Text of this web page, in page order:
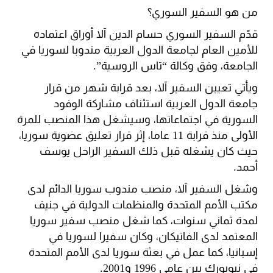
من هو السفير السوري؟
قدّم السفير السوري حسام الدين آلا أوراق اعتماده
للأمين العام لجامعة الدول العربية مندوبا لسوريا في
الجامعة، وفق وكالة “تاس الروسية”.
ويأتي تعيين السفير آلا، بعد قرابة شهر من قرار
جامعة الدول العربية استئناف مشاركة الوفود
السورية في اجتماعاتها، وسيشغل هذا المنصب للمرة
الأولى منذ قرابة 11 عاما، إثر قرار تعليق عضوية سوريا،
حيث كان يشغله قبل ذلك السفير الراحل يوسف
أحمد.
وشغل السفير آلا، منصب مندوب سوريا الدائم لدى
مكتب الأمم المتحدة والمنظمات الدولية في جنيف
لمدة ثماني سنوات، كما شغل منصب سفير سوريا
المعتمد لدى الفاتيكان، وكان سفيرا لسوريا في
إسبانيا، كما عمل في بعثة سوريا لدى الأمم المتحدة
في نيويورك بين عامي 1996 و2001.